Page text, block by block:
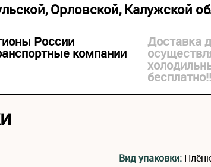
Орловской, Калужской
России
компании
Доставка
Вид упаковки: